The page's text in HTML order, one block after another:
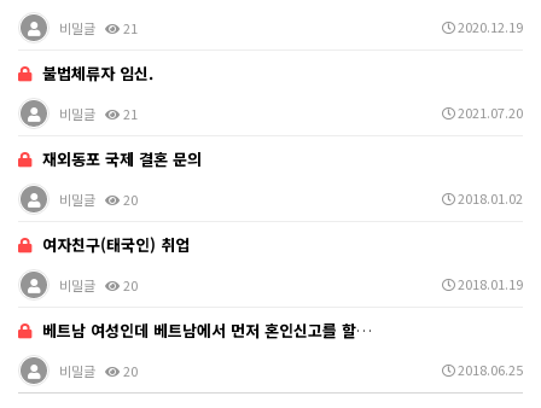
비밀글 21 2020.12.19
불법체류자 임신.
비밀글 21 2021.07.20
재외동포 국제 결혼 문의
비밀글 20 2018.01.02
여자친구(태국인) 취업
비밀글 20 2018.01.19
베트남 여성인데 베트남에서 먼저 혼인신고를 할려고 합니…
비밀글 20 2018.06.25